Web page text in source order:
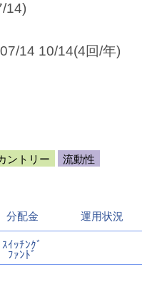
14)
14 10/14(4回/年)
分配金 運用状況
ｽｲｯﾁﾝｸﾞ
ﾌｧﾝﾄﾞ